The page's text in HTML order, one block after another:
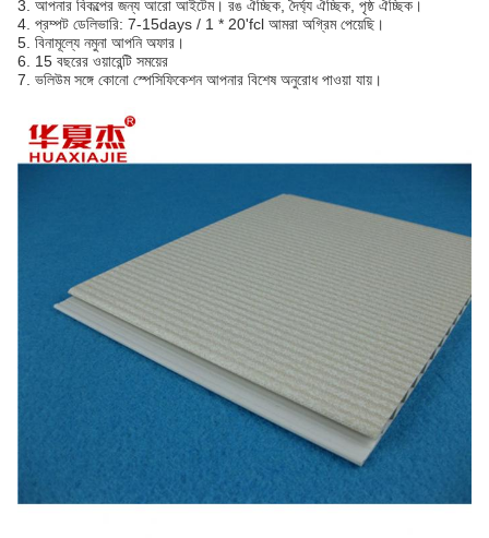
3. আপনার বিকল্পের জন্য আরো আইটেম। রঙ ঐচ্ছিক, দৈর্ঘ্য ঐচ্ছিক, পৃষ্ঠ ঐচ্ছিক।
4. প্রম্পট ডেলিভারি: 7-15days / 1 * 20'fcl আমরা অগ্রিম পেয়েছি।
5. বিনামূল্যে নমুনা আপনি অফার।
6. 15 বছরের ওয়ারেন্টি সময়ের
7. ভলিউম সঙ্গে কোনো স্পেসিফিকেশন আপনার বিশেষ অনুরোধ পাওয়া যায়।